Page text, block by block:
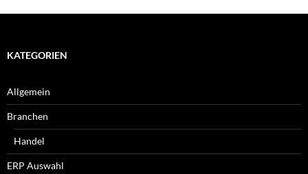
KATEGORIEN
Allgemein
Branchen
Handel
ERP Auswahl